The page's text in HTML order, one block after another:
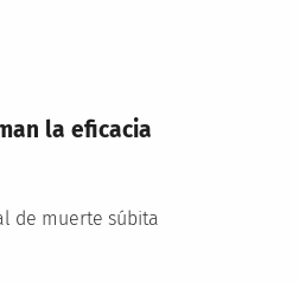
la eficacia
de muerte súbita